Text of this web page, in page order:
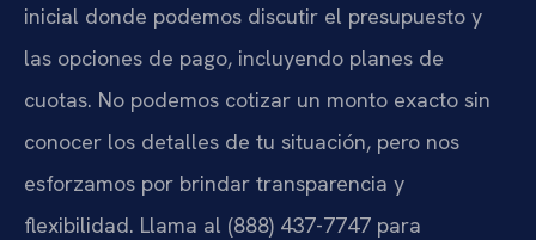
inicial donde podemos discutir el presupuesto y
las opciones de pago, incluyendo planes de
cuotas. No podemos cotizar un monto exacto sin
conocer los detalles de tu situación, pero nos
esforzamos por brindar transparencia y
flexibilidad. Llama al (888) 437-7747 para